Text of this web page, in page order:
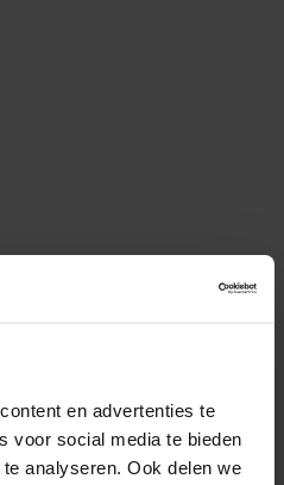
en advertenties te
voor social media te bieden
analyseren. Ook delen we